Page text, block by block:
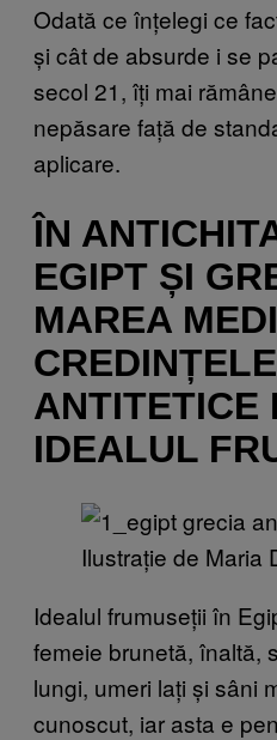
Odată ce înțelegi ce
și cât de absurde i se
secol 21, îți mai
nepăsare față de
aplicare.
ÎN
EGIPT ȘI
MAREA
CREDINȚELE
ANTITETICE
IDEALUL
Ilustrație de Maria
Idealul frumuseții în
femeie brunetă, înaltă,
lungi, umeri lați și sâni
cunoscut, iar asta e